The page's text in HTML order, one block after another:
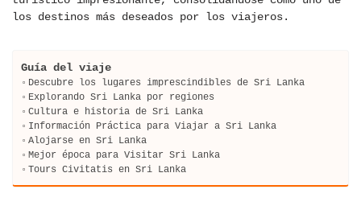
los destinos más deseados por los viajeros.
Guía del viaje
Descubre los lugares imprescindibles de Sri Lanka
Explorando Sri Lanka por regiones
Cultura e historia de Sri Lanka
Información Práctica para Viajar a Sri Lanka
Alojarse en Sri Lanka
Mejor época para Visitar Sri Lanka
Tours Civitatis en Sri Lanka